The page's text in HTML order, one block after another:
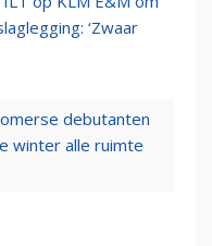
‘Zwaar
debutanten
winter alle ruimte